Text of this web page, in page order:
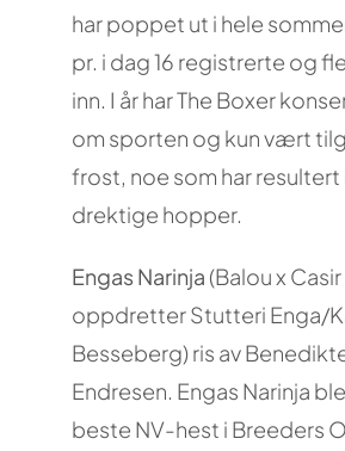
har poppet ut i hele
pr. i dag 16 registrerte og
inn. I år har The Boxer
om sporten og kun vært
frost, noe som har resultert
drektige hopper.
Engas Narinja (Balou x Casir
oppdretter Stutteri Enga/
Besseberg) ris av
Endresen. Engas Narinja
beste NV-hest i Breeders